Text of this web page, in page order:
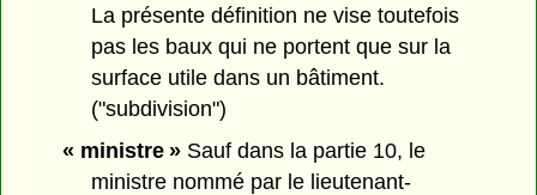
La présente définition ne vise toutefois
pas les baux qui ne portent que sur la
surface utile dans un bâtiment.
("subdivision")
« ministre »Sauf dans la partie 10, le
ministre nommé par le lieutenant-